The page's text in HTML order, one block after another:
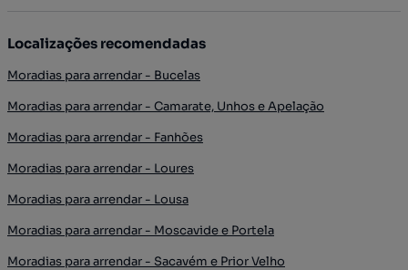
Localizações recomendadas
Moradias para arrendar - Bucelas
Moradias para arrendar - Camarate, Unhos e Apelação
Moradias para arrendar - Fanhões
Moradias para arrendar - Loures
Moradias para arrendar - Lousa
Moradias para arrendar - Moscavide e Portela
Moradias para arrendar - Sacavém e Prior Velho